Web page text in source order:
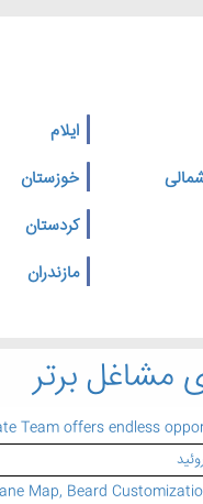
ایلام
خوزستان
کردستان
مازندران
مشاغل برتر
Team offers endless
Map, Beard